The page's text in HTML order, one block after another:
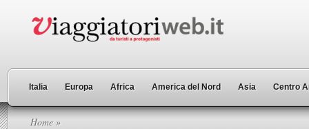
Italia Europa Africa America del Nord Asia Centro
Home »